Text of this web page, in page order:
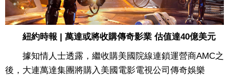
紐約時報 | 萬達或將收購傳奇影業 估值達40億美元
據知情人士透露，繼收購美國院線連鎖運營商AMC之
後，大連萬達集團將購入美國電影電視公司傳奇娛樂